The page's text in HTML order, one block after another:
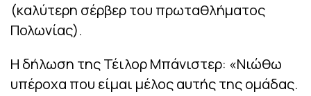
(καλύτερη σέρβερ του πρωταθλήματος
Πολωνίας).
Η δήλωση της Τέιλορ Μπάνιστερ: «Νιώθω
υπέροχα που είμαι μέλος αυτής της ομάδας.